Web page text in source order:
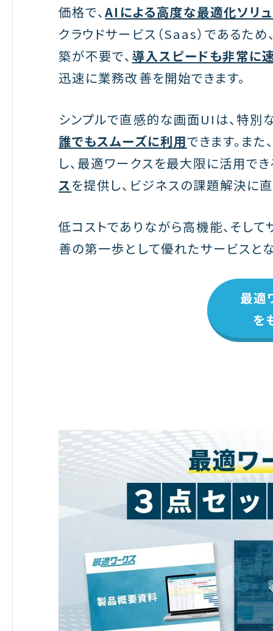
価格で、AIによる高度な最適化ソリ
クラウドサービス（Saas）であるた
築が不要で、 導入スピードも非常に
迅速に業務改善を開始できます。
シンプルで直感的な画面UIは、特別
誰でもスムーズに利用できます。ま
し、最適ワークスを最大限に活用でき
スを提供し、ビジネスの課題解決に
低コストでありながら高機能、そし
善の第一歩として優れたサービスと
最適
を